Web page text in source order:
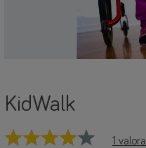
KidWalk
1